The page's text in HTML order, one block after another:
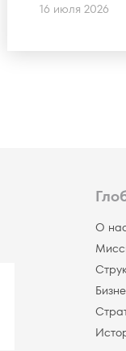
16 июля 2026
О